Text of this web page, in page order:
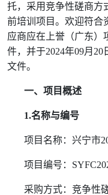
托，采用竞争性磋商方
前培训项目。欢迎符合
应商应在上誉（广东）
件，并于2024年09月 20
文件。
一、项目概述
1.名称与编号
项目名称：兴宁市
项目编号：
采购方式：竞争性